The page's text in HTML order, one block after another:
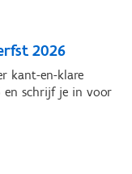
2026
kant-en-klare
en schrijf je in voor